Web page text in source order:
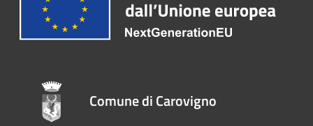
Comune di Carovigno